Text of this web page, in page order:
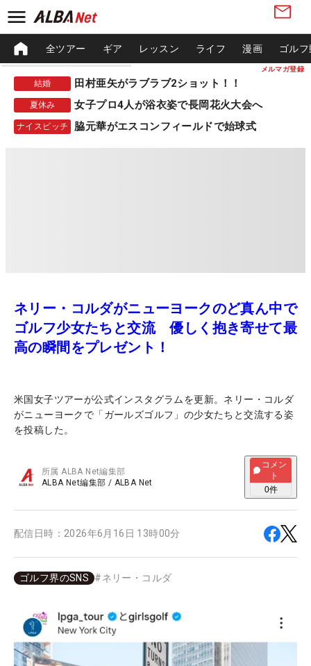
メルマガ登録
全ツアー ギア レッスン ライフ 漫画 ゴル
結婚 田村亜矢がラブラブ2ショット！！
夏休み 女子プロ4人が浴衣姿で長岡花火大会へ
ナイスピッチ 脇元華がエスコンフィールドで始球式
ネリー・コルダがニューヨークのど真ん中で
ゴルフ少女たちと交流 優しく抱き寄せて最
高の瞬間をプレゼント！
米国女子ツアーが公式インスタグラムを更新。ネリー・コルダ
がニューヨークで「ガールズゴルフ」の少女たちと交流する姿
を投稿した。
所属ALBA Net編集部
ALBA Net編集部 / ALBA Net
コメン
ト
0件
配信日時： 2026年6月16日 13時00分
ゴルフ界のSNS #ネリー・コルダ